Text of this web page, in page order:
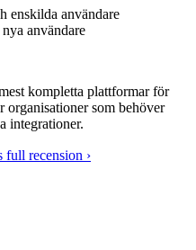
enskilda användare
användare
kompletta plattformar för
organisationer som behöver
integrationer.
full recension ›